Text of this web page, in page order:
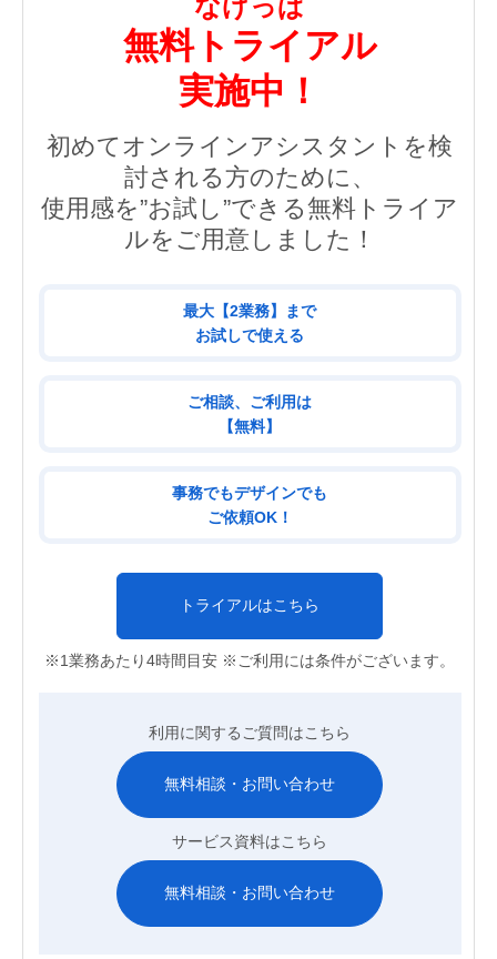
無料トライアル
実施中！
初めてオンラインアシスタントを検
討される方のために、
使用感を”お試し”できる無料トライア
ルをご用意しました！
最大【2業務】まで
お試しで使える
ご相談、ご利用は
【無料】
事務でもデザインでも
ご依頼OK！
トライアルはこちら
※1業務あたり4時間目安 ※ご利用には条件がございます。
利用に関するご質問はこちら
無料相談・お問い合わせ
サービス資料はこちら
無料相談・お問い合わせ